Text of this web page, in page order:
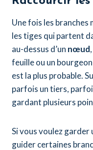
Une fois les
les tiges qui partent
au-dessus d’un nœud
feuille ou un
est la plus probable.
parfois un tiers,
gardant plusieurs
Si vous voulez garder
guider certaines